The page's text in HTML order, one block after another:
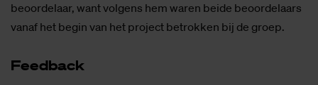
beoordelaar, want volgens hem waren beide beoordelaars
vanaf het begin van het project betrokken bij de groep.
Feed­back